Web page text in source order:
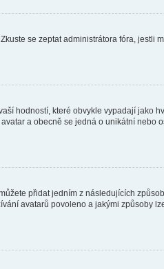
se zeptat administrátora fóra, jestli
hodností, které obvykle vypadají jako
a obecně se jedná o unikátní nebo
přidat jedním z následujících
avatarů povoleno a jakými způsoby